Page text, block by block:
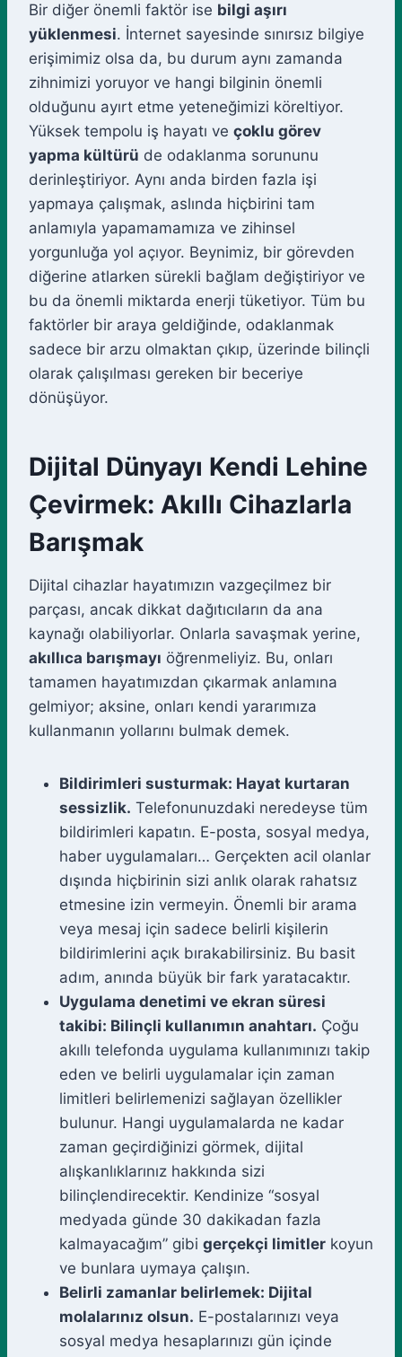
Bir diğer önemli faktör ise bilgi aşırı
yüklenmesi. İnternet sayesinde sınırsız bilgiye
erişimimiz olsa da, bu durum aynı zamanda
zihnimizi yoruyor ve hangi bilginin önemli
olduğunu ayırt etme yeteneğimizi köreltiyor.
Yüksek tempolu iş hayatı ve çoklu görev
yapma kültürü de odaklanma sorununu
derinleştiriyor. Aynı anda birden fazla işi
yapmaya çalışmak, aslında hiçbirini tam
anlamıyla yapamamamıza ve zihinsel
yorgunluğa yol açıyor. Beynimiz, bir görevden
diğerine atlarken sürekli bağlam değiştiriyor ve
bu da önemli miktarda enerji tüketiyor. Tüm bu
faktörler bir araya geldiğinde, odaklanmak
sadece bir arzu olmaktan çıkıp, üzerinde bilinçli
olarak çalışılması gereken bir beceriye
dönüşüyor.
Dijital Dünyayı Kendi Lehine
Çevirmek: Akıllı Cihazlarla
Barışmak
Dijital cihazlar hayatımızın vazgeçilmez bir
parçası, ancak dikkat dağıtıcıların da ana
kaynağı olabiliyorlar. Onlarla savaşmak yerine,
akıllıca barışmayı öğrenmeliyiz. Bu, onları
tamamen hayatımızdan çıkarmak anlamına
gelmiyor; aksine, onları kendi yararımıza
kullanmanın yollarını bulmak demek.
Bildirimleri susturmak: Hayat kurtaran
sessizlik. Telefonunuzdaki neredeyse tüm
bildirimleri kapatın. E-posta, sosyal medya,
haber uygulamaları… Gerçekten acil olanlar
dışında hiçbirinin sizi anlık olarak rahatsız
etmesine izin vermeyin. Önemli bir arama
veya mesaj için sadece belirli kişilerin
bildirimlerini açık bırakabilirsiniz. Bu basit
adım, anında büyük bir fark yaratacaktır.
Uygulama denetimi ve ekran süresi
takibi: Bilinçli kullanımın anahtarı. Çoğu
akıllı telefonda uygulama kullanımınızı takip
eden ve belirli uygulamalar için zaman
limitleri belirlemenizi sağlayan özellikler
bulunur. Hangi uygulamalarda ne kadar
zaman geçirdiğinizi görmek, dijital
alışkanlıklarınız hakkında sizi
bilinçlendirecektir. Kendinize “sosyal
medyada günde 30 dakikadan fazla
kalmayacağım” gibi gerçekçi limitler koyun
ve bunlara uymaya çalışın.
Belirli zamanlar belirlemek: Dijital
molalarınız olsun. E-postalarınızı veya
sosyal medya hesaplarınızı gün içinde